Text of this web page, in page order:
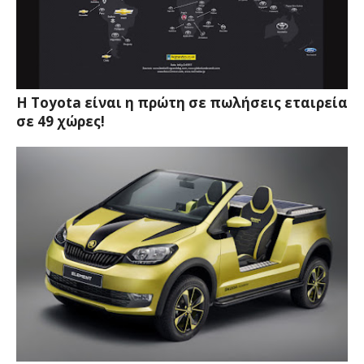
Η Toyota είναι η πρώτη σε πωλήσεις εταιρεία
σε 49 χώρες!